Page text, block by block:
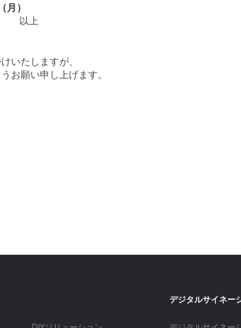
）
以上
いたしますが、
お願い申し上げます。
デジタルサイネー